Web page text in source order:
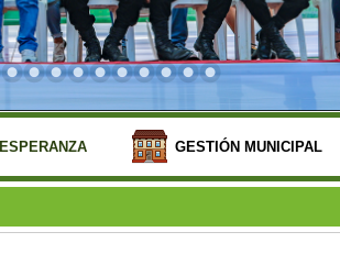
GESTIÓN MUNICIPAL